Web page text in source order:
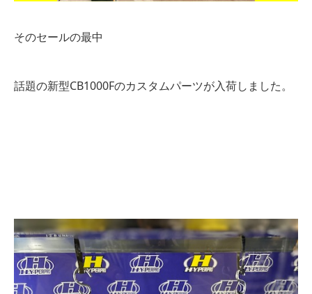
そのセールの最中
話題の新型CB1000Fのカスタムパーツが入荷しました。